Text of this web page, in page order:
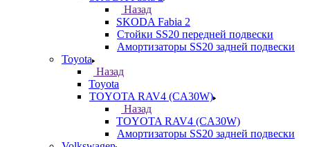
Назад
SKODA Fabia 2
Стойки SS20 передней подвески
Амортизаторы SS20 задней подвески
Toyota
Назад
Toyota
TOYOTA RAV4 (CA30W)
Назад
TOYOTA RAV4 (CA30W)
Амортизаторы SS20 задней подвески